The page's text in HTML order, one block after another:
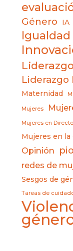
Género IA
Liderazgo
Liderazgo
Maternidad
Mujeres
Mujeres en
Mujeres en la
Opinión
redes de
Sesgos de
Tareas de